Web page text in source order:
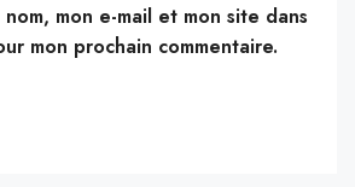
mon e-mail et mon site dans
mon prochain commentaire.